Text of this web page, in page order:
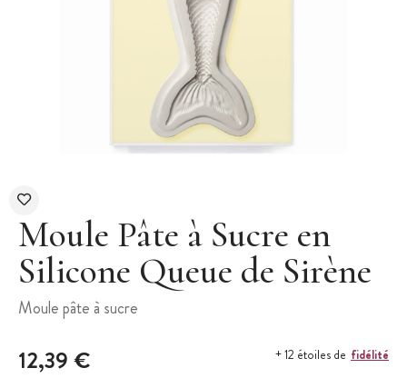
Moule Pâte à Sucre en
Silicone Queue de Sirène
Moule pâte à sucre
12,39 € + 12 étoiles de fidélité